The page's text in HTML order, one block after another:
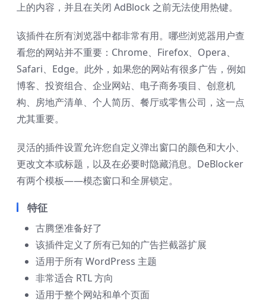
上的内容，并且在关闭 AdBlock 之前无法使用热键。
该插件在所有浏览器中都非常有用。哪些浏览器用户查
看您的网站并不重要：Chrome、Firefox、Opera、
Safari、Edge。此外，如果您的网站有很多广告，例如
博客、投资组合、企业网站、电子商务项目、创意机
构、房地产清单、个人简历、餐厅或零售公司，这一点
尤其重要。
灵活的插件设置允许您自定义弹出窗口的颜色和大小、
更改文本或标题，以及在必要时隐藏消息。DeBlocker
有两个模板——模态窗口和全屏锁定。
特征
古腾堡准备好了
该插件定义了所有已知的广告拦截器扩展
适用于所有 WordPress 主题
非常适合 RTL 方向
适用于整个网站和单个页面